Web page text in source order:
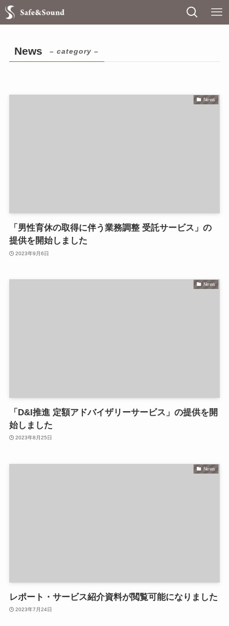
News – category –
News
「男性育休の取得に伴う業務調整 受託サービス」の
提供を開始しました
2023年9月6日
News
「D&I推進 定額アドバイザリーサービス」の提供を開
始しました
2023年8月25日
News
レポート・サービス紹介資料が閲覧可能になりました
2023年7月24日